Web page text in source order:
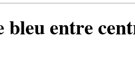
bleu entre